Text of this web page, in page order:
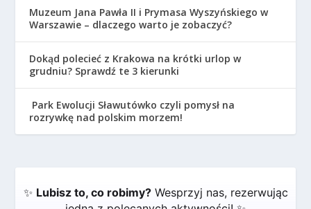
Muzeum Jana Pawła II i Prymasa Wyszyńskiego w
Warszawie – dlaczego warto je zobaczyć?
Dokąd polecieć z Krakowa na krótki urlop w
grudniu? Sprawdź te 3 kierunki
Park Ewolucji Sławutówko czyli pomysł na
rozrywkę nad polskim morzem!
✨ Lubisz to, co robimy?Wesprzyj nas, rezerwując